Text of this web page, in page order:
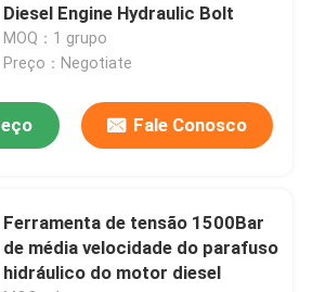
Diesel Engine Hydraulic Bolt
MOQ：1 grupo
Preço：Negotiate
Fale Conosco
Ferramenta de tensão 1500Bar
de média velocidade do parafuso
hidráulico do motor diesel